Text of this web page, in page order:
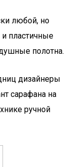
любой, но
пластичные
полотна.
дизайнеры
сарафана на
ручной